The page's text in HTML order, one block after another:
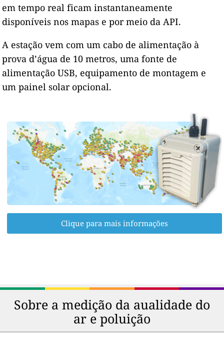
em tempo real ficam instantaneamente
disponíveis nos mapas e por meio da API.
A estação vem com um cabo de alimentação à
prova d’água de 10 metros, uma fonte de
alimentação USB, equipamento de montagem e
um painel solar opcional.
Clique para mais informações
Sobre a medição da aualidade do
ar e poluição